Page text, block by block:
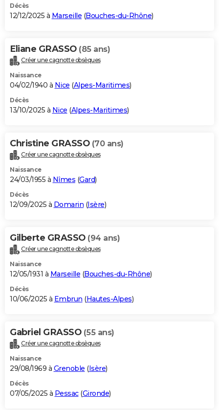
Décès
12/12/2025 à Marseille (Bouches-du-Rhône)
Eliane GRASSO (85 ans)
Créer une cagnotte obsèques
Naissance
04/02/1940 à Nice (Alpes-Maritimes)
Décès
13/10/2025 à Nice (Alpes-Maritimes)
Christine GRASSO (70 ans)
Créer une cagnotte obsèques
Naissance
24/03/1955 à Nîmes (Gard)
Décès
12/09/2025 à Domarin (Isère)
Gilberte GRASSO (94 ans)
Créer une cagnotte obsèques
Naissance
12/05/1931 à Marseille (Bouches-du-Rhône)
Décès
10/06/2025 à Embrun (Hautes-Alpes)
Gabriel GRASSO (55 ans)
Créer une cagnotte obsèques
Naissance
29/08/1969 à Grenoble (Isère)
Décès
07/05/2025 à Pessac(Gironde)